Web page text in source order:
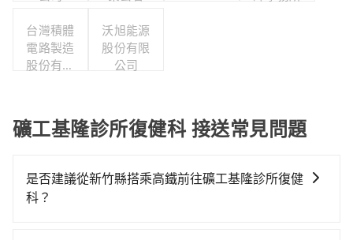
台灣積體
電路製造
股份有限
沃旭能源
股份有限
公司
礦工基隆診所復健科 接送常見問題
是否建議從新竹縣搭乘高鐵前往礦工基隆診所復健
科？